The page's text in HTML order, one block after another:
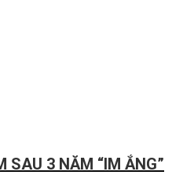
SAU 3 NĂM “IM ẮNG”